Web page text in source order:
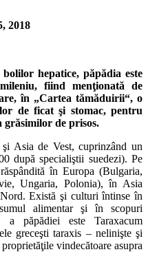
2018
hepatice, păpădia este
fiind menţionată de
în „Cartea tămăduirii“, o
de ficat şi stomac, pentru
grăsimilor de prisos.
Asia de Vest, cuprinzând un
după specialiştii suedezi). Pe
în Europa (Bulgaria,
Ungaria, Polonia), în Asia
Există şi culturi întinse în
alimentar şi în scopuri
a păpădiei este Taraxacum
greceşti taraxis – nelinişte şi
vindecătoare asupra